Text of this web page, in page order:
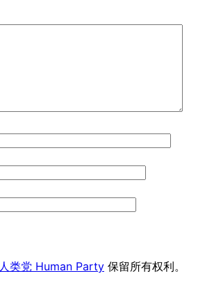
人类党 Human Party 保留所有权利。